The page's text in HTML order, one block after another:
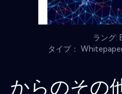
ラング:
タイプ：
からのその